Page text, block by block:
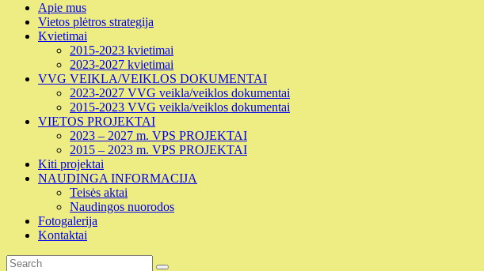
Apie mus
Vietos plėtros strategija
Kvietimai
2015-2023 kvietimai
2023-2027 kvietimai
VVG VEIKLA/VEIKLOS DOKUMENTAI
2023-2027 VVG veikla/veiklos dokumentai
2015-2023 VVG veikla/veiklos dokumentai
VIETOS PROJEKTAI
2023 – 2027 m. VPS PROJEKTAI
2015 – 2023 m. VPS PROJEKTAI
Kiti projektai
NAUDINGA INFORMACIJA
Teisės aktai
Naudingos nuorodos
Fotogalerija
Kontaktai